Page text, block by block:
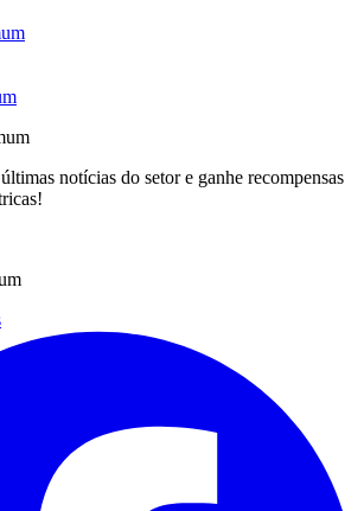
notícias do setor e ganhe recompensas